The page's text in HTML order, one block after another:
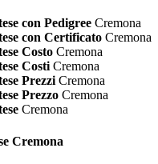
con Pedigree Cremona
con Certificato Cremona
Costo Cremona
CostiCremona
PrezziCremona
Prezzo Cremona
Cremona
Cremona